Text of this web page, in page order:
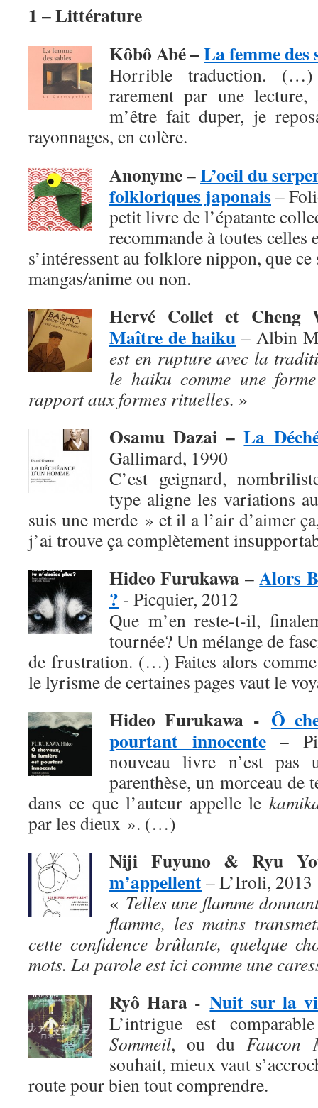
1 – Littérature
Kôbô Abé –La femme des
Horrible traduction.
rarement par une lecture,
m’être fait duper, je
rayonnages, en colère.
Anonyme –L’oeil du
folkloriques japonais–
petit livre de l’épatante
recommande à toutes celles
s’intéressent au folklore nippon, que
mangas/anime ou non.
Hervé Collet et
Maître de haiku – Albin
est en rupture avec la
le haiku comme une
rapport aux formes rituelles. »
Osamu Dazai –La
Gallimard, 1990
C’est geignard,
type aligne les variations
suis une merde » et il a l’air d’aimer
j’ai trouve ça complètement
Hideo Furukawa –Alors
? - Picquier, 2012
Que m’en reste-t-il,
tournée? Un mélange de
de frustration. (…) Faites alors
le lyrisme de certaines pages vaut le
Hideo Furukawa - Ô
pourtant innocente–
nouveau livre n’est pas
parenthèse, un morceau de
dans ce que l’auteur appelle le
par les dieux ». (…)
Niji Fuyuno & Ryu
m’appellent– L’Iroli, 2013
« Telles une flamme
flamme, les mains
cette confidence brûlante, quelque
mots. La parole est ici comme une
Ryô Hara-Nuit sur la
L’intrigue est
Sommeil, ou duFaucon
souhait, mieux vaut
route pour bien tout comprendre.